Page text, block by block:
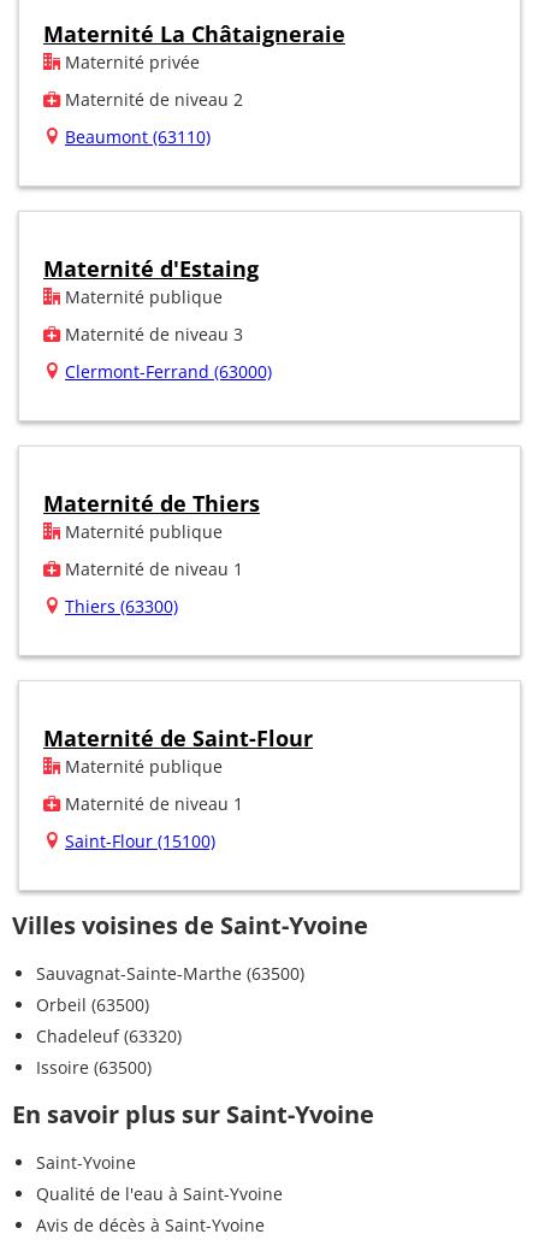
Maternité La Châtaigneraie
Maternité privée
Maternité de niveau 2
Beaumont (63110)
Maternité d'Estaing
Maternité publique
Maternité de niveau 3
Clermont-Ferrand (63000)
Maternité de Thiers
Maternité publique
Maternité de niveau 1
Thiers (63300)
Maternité de Saint-Flour
Maternité publique
Maternité de niveau 1
Saint-Flour (15100)
Villes voisines de Saint-Yvoine
Sauvagnat-Sainte-Marthe (63500)
Orbeil (63500)
Chadeleuf (63320)
Issoire (63500)
En savoir plus sur Saint-Yvoine
Saint-Yvoine
Qualité de l'eau à Saint-Yvoine
Avis de décès à Saint-Yvoine